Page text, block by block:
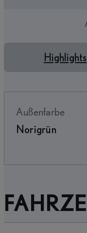
Highlights
Außenfarbe
Norigrün